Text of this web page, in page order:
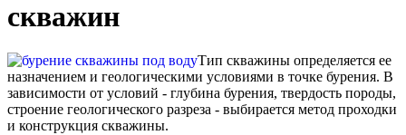
скважин
Тип скважины определяется ее
назначением и геологическими условиями в точке бурения. В
зависимости от условий - глубина бурения, твердость породы,
строение геологического разреза - выбирается метод проходки
и конструкция скважины.